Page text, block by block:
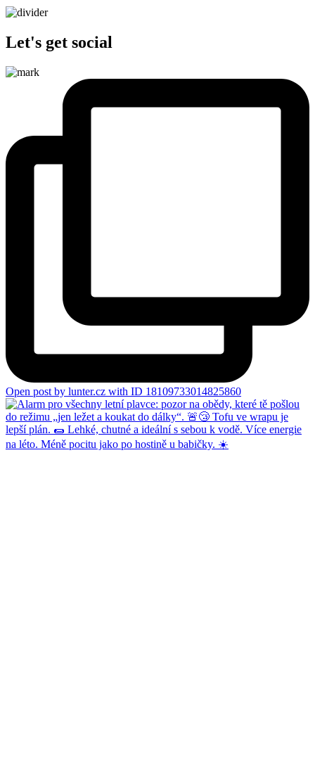
Let's get social
Open post by lunter.cz with ID 18109733014825860